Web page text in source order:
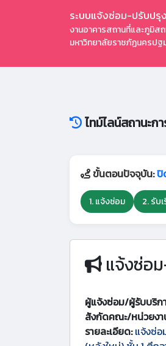
ระบบแจ้งซ่อม-ปรับปรุ
งานอาคารสถานที่และภูมิส
มหาวิทยาลัยราชภัฏนครปฐ
ไทม์ไลน์สถานะก
ขั้นตอนปัจจุบัน:ปิ
1. แจ้งซ่อม 2. รับ
แจ้งซ่อ
ผู้แจ้งซ่อม/ผู้รับบริก
สังกัดคณะ/หน่วยงา
รายละเอียด: แจ้งซ่อ